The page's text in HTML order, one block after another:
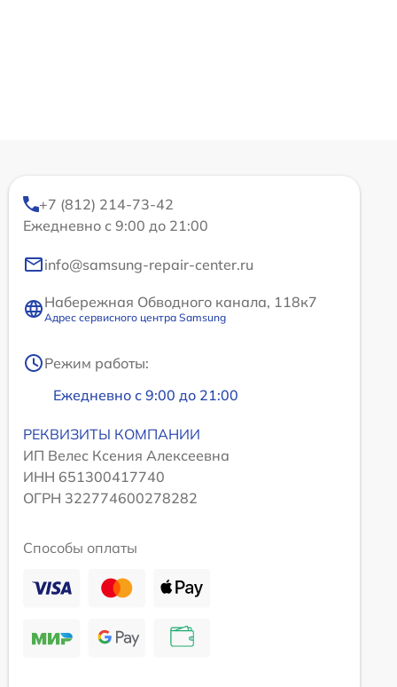
+7 (812) 214-73-42
Ежедневно с 9:00 до 21:00
info@samsung-repair-center.ru
Набережная Обводного канала, 118к7
Адрес сервисного центра Samsung
Режим работы:
Ежедневно с 9:00 до 21:00
РЕКВИЗИТЫ КОМПАНИИ
ИП Велес Ксения Алексеевна
ИНН 651300417740
ОГРН 322774600278282
Способы оплаты